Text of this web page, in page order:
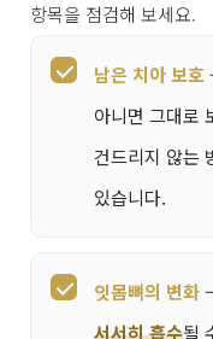
항목을 점검해 보세요.
남은 치아 보호
아니면 그대로
건드리지 않는
있습니다.
잇몸뼈의 변화
서서히 흡수될